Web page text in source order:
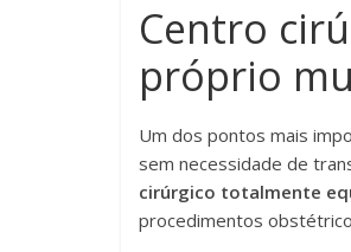
Centro
próprio
Um dos pontos mais
sem necessidade de
cirúrgico totalmente
procedimentos